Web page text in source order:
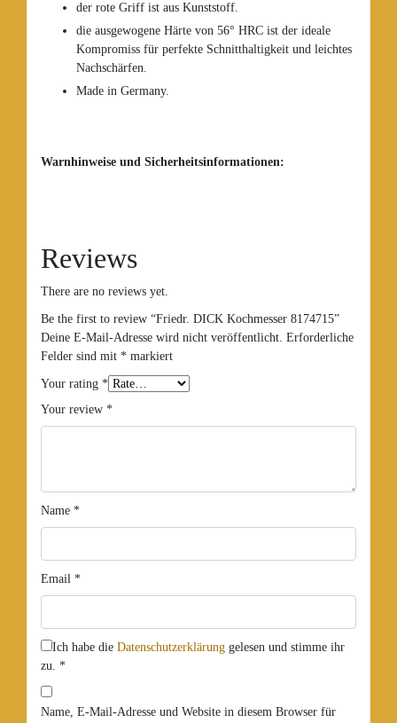
der rote Griff ist aus Kunststoff.
die ausgewogene Härte von 56° HRC ist der ideale
Kompromiss für perfekte Schnitthaltigkeit und leichtes
Nachschärfen.
Made in Germany.
Warnhinweise und Sicherheitsinformationen:
Reviews
There are no reviews yet.
Be the first to review “Friedr. DICK Kochmesser 8174715”
Deine E-Mail-Adresse wird nicht veröffentlicht. Erforderliche
Felder sind mit * markiert
Your rating *
Your review *
Name *
Email *
Ich habe die Datenschutzerklärung gelesen und stimme ihr
zu. *
Name, E-Mail-Adresse und Website in diesem Browser für